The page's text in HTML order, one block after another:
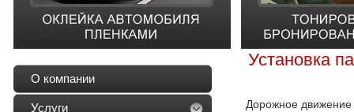
О компании
Услуги
Установка
Дорожное